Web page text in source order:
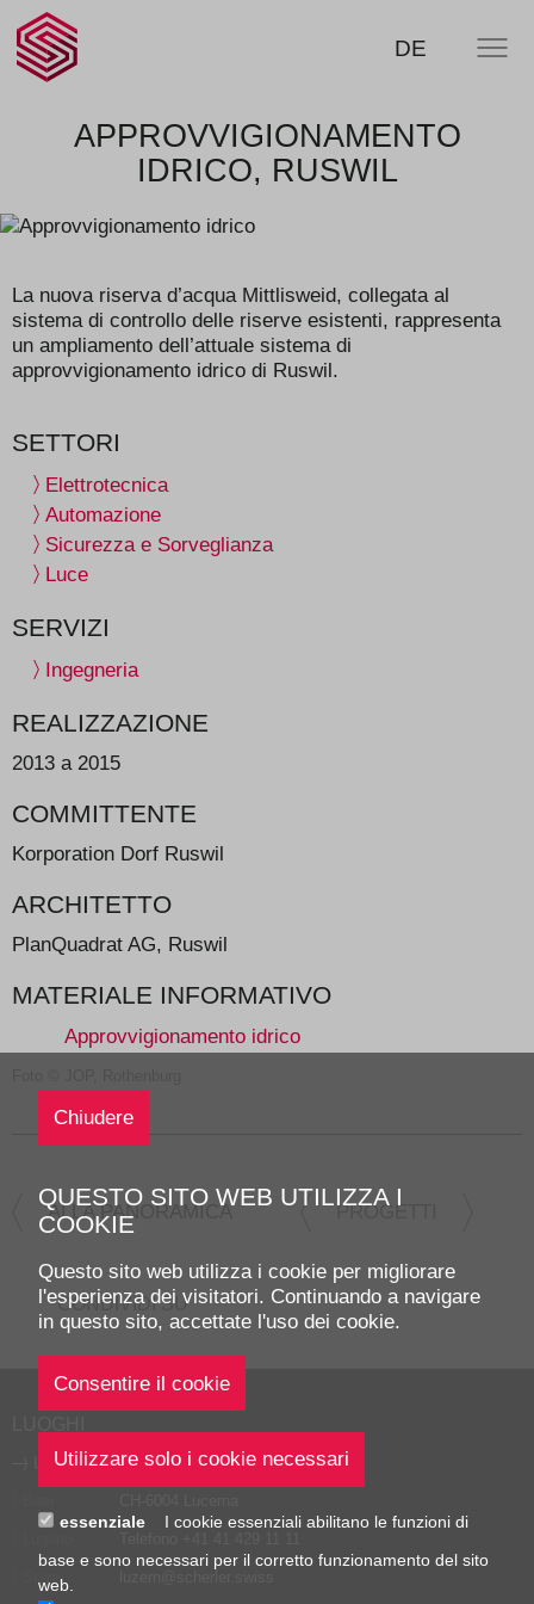
SA -
smart
engineering
RICERCA
DE MENU
APPROVVIGIONAMENTO
IDRICO, RUSWIL
La nuova riserva d’acqua Mittlisweid, collegata al
sistema di controllo delle riserve esistenti, rappresenta
un ampliamento dell’attuale sistema di
approvvigionamento idrico di Ruswil.
SETTORI
Elettrotecnica
Automazione
Sicurezza e Sorveglianza
Luce
SERVIZI
Ingegneria
REALIZZAZIONE
2013 a 2015
COMMITTENTE
Korporation Dorf Ruswil
ARCHITETTO
PlanQuadrat AG, Ruswil
MATERIALE INFORMATIVO
Approvvigionamento idrico
ALLA PANORAMICA PROGETTI
CONDIVIDI SU
Lucerna
Stans
SCHERLER AG
Chiudere
QUESTO SITO WEB UTILIZZA I
COOKIE
Questo sito web utilizza i cookie per migliorare
l'esperienza dei visitatori. Continuando a navigare
in questo sito, accettate l'uso dei cookie.
essenziale
I cookie essenziali abilitano le funzioni di
base e sono necessari per il corretto funzionamento del sito
web.